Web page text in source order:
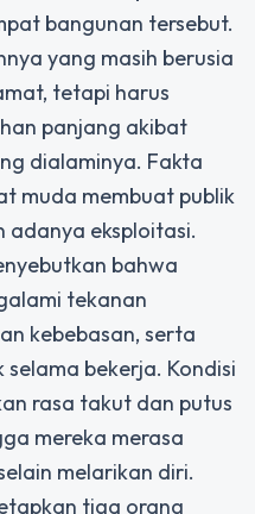
bangunan tersebut.
yang masih berusia
tetapi harus
panjang akibat
dialaminya. Fakta
muda membuat publik
adanya eksploitasi.
bahwa
tekanan
kebebasan, serta
bekerja. Kondisi
rasa takut dan putus
mereka merasa
melarikan diri.
tiga orang